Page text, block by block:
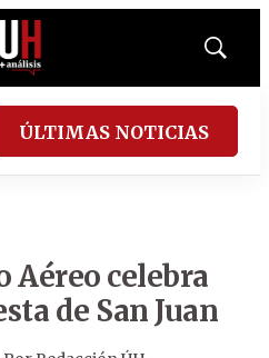
Mostrar
ÚLTIMAS NOTICIAS
Aéreo celebra
de San Juan